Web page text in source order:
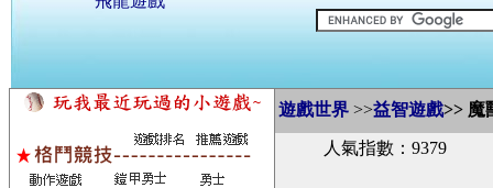
遊戲世界 >>益智遊戲>> 魔
人氣指數：9379